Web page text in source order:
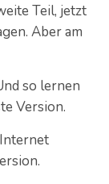
Teil, jetzt
Aber am
so lernen
Version.